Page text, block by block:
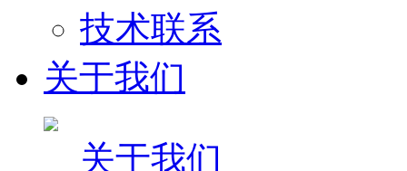
技术联系
关于我们
关于我们